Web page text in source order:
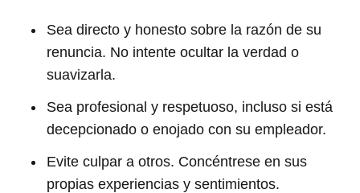
Sea directo y honesto sobre la razón de su
renuncia. No intente ocultar la verdad o
suavizarla.
Sea profesional y respetuoso, incluso si está
decepcionado o enojado con su empleador.
Evite culpar a otros. Concéntrese en sus
propias experiencias y sentimientos.